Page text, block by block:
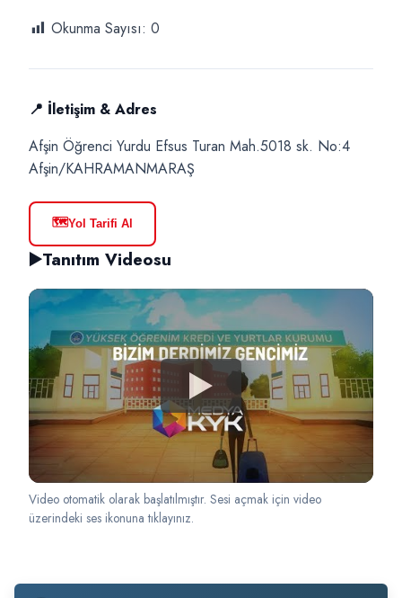
Okunma Sayısı: 0
📍 İletişim & Adres
Afşin Öğrenci Yurdu Efsus Turan Mah.5018 sk. No:4
Afşin/KAHRAMANMARAŞ
🗺️Yol Tarifi Al
▶️Tanıtım Videosu
Video otomatik olarak başlatılmıştır. Sesi açmak için video
üzerindeki ses ikonuna tıklayınız.